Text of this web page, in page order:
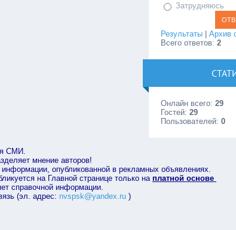
Затрудняюсь
Результаты |Архив
Всего ответов:2
Онлайн всего:29
Гостей:29
Пользователей:0
СМИ.
мнение авторов!
опубликованной в рекламных объявлениях.
на Главной странице только на платной основе
справочной информации.
(эл. адрес: nvspsk@yandex.ru)